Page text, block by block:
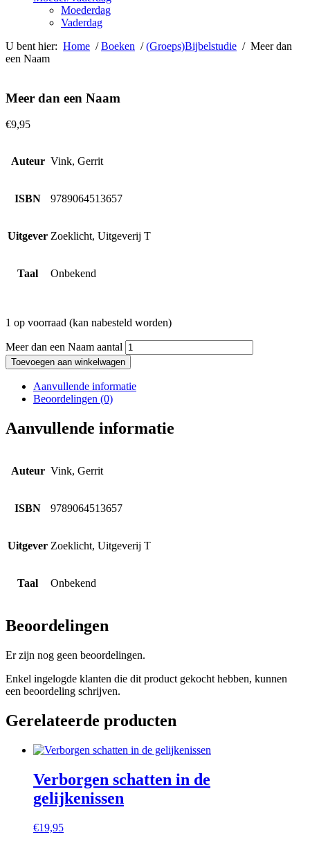
Moederdag
Vaderdag
U bent hier: Home /Boeken /(Groeps)Bijbelstudie / Meer dan
een Naam
Meer dan een Naam
€9,95
Auteur Vink, Gerrit
ISBN 9789064513657
Uitgever Zoeklicht, Uitgeverij T
Taal Onbekend
1 op voorraad (kan nabesteld worden)
Meer dan een Naam aantal
Toevoegen aan winkelwagen
Aanvullende informatie
Beoordelingen (0)
Aanvullende informatie
Auteur Vink, Gerrit
ISBN 9789064513657
Uitgever Zoeklicht, Uitgeverij T
Taal Onbekend
Beoordelingen
Er zijn nog geen beoordelingen.
Enkel ingelogde klanten die dit product gekocht hebben, kunnen
een beoordeling schrijven.
Gerelateerde producten
Verborgen schatten in de
gelijkenissen
€19,95